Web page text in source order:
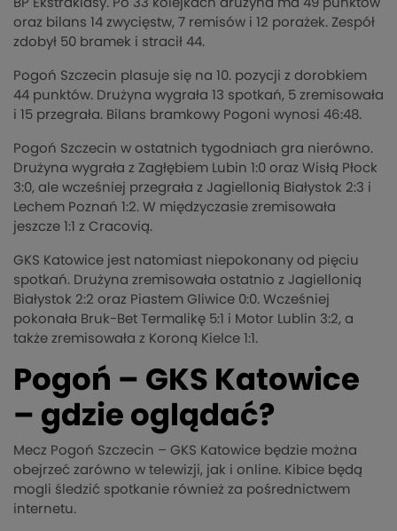
BP Ekstraklasy. Po 33 kolejkach drużyna ma 49 punktów
oraz bilans 14 zwycięstw, 7 remisów i 12 porażek. Zespół
zdobył 50 bramek i stracił 44.
Pogoń Szczecin plasuje się na 10. pozycji z dorobkiem
44 punktów. Drużyna wygrała 13 spotkań, 5 zremisowała
i 15 przegrała. Bilans bramkowy Pogoni wynosi 46:48.
Pogoń Szczecin w ostatnich tygodniach gra nierówno.
Drużyna wygrała z Zagłębiem Lubin 1:0 oraz Wisłą Płock
3:0, ale wcześniej przegrała z Jagiellonią Białystok 2:3 i
Lechem Poznań 1:2. W międzyczasie zremisowała
jeszcze 1:1 z Cracovią.
GKS Katowice jest natomiast niepokonany od pięciu
spotkań. Drużyna zremisowała ostatnio z Jagiellonią
Białystok 2:2 oraz Piastem Gliwice 0:0. Wcześniej
pokonała Bruk-Bet Termalikę 5:1 i Motor Lublin 3:2, a
także zremisowała z Koroną Kielce 1:1.
Pogoń – GKS Katowice
– gdzie oglądać?
Mecz Pogoń Szczecin – GKS Katowice będzie można
obejrzeć zarówno w telewizji, jak i online. Kibice będą
mogli śledzić spotkanie również za pośrednictwem
internetu.